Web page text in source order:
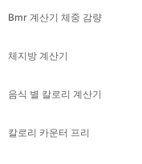
Bmr 계산기 체중 감량
체지방 계산기
음식 별 칼로리 계산기
칼로리 카운터 프리